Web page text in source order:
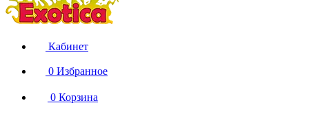
Кабинет
0 Избранное
0 Корзина